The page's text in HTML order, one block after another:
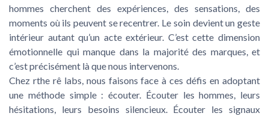
hommes cherchent des expériences, des sensations, des
moments où ils peuvent se recentrer. Le soin devient un geste
intérieur autant qu’un acte extérieur. C’est cette dimension
émotionnelle qui manque dans la majorité des marques, et
c’est précisément là que nous intervenons.
Chez rthe rê labs, nous faisons face à ces défis en adoptant
une méthode simple : écouter. Écouter les hommes, leurs
hésitations, leurs besoins silencieux. Écouter les signaux